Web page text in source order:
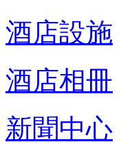
酒店設施
酒店相冊
新聞中心